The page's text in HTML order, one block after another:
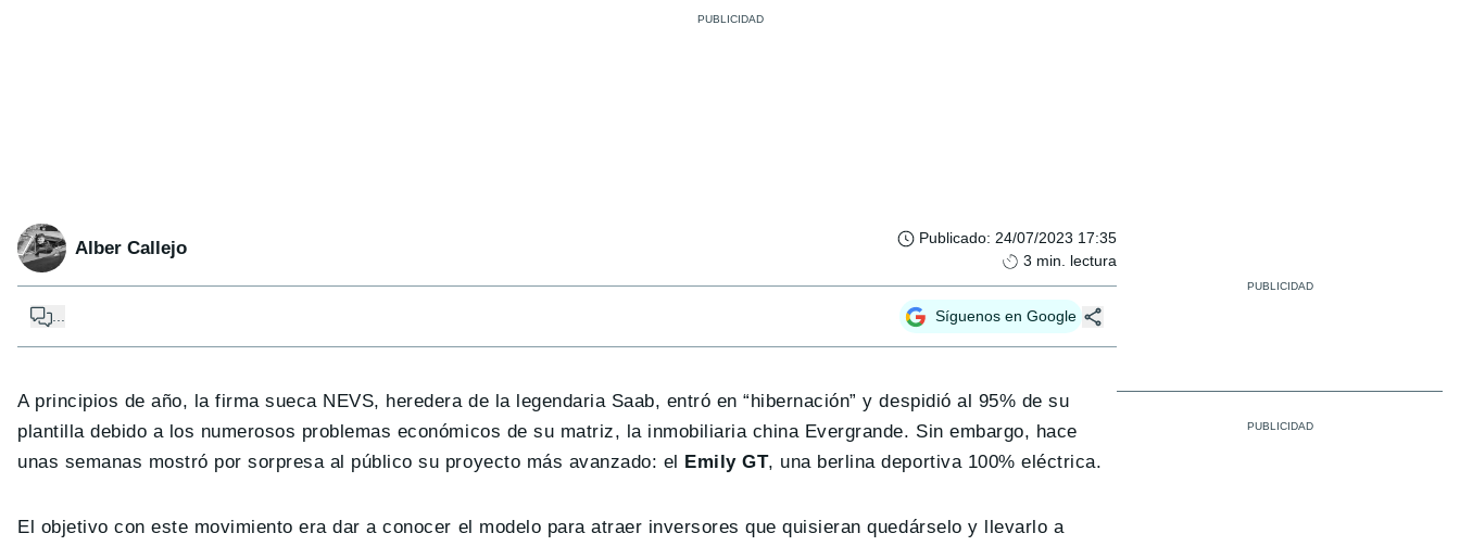
Alber Callejo Publicado: 24/07/2023 17:35
3 min. lectura
... Síguenos en Google
A principios de año, la firma sueca NEVS, heredera de la legendaria Saab, entró en “hibernación” y despidió al 95% de su
plantilla debido a los numerosos problemas económicos de su matriz, la inmobiliaria china Evergrande. Sin embargo, hace
unas semanas mostró por sorpresa al público su proyecto más avanzado: el
Emily GT, una berlina deportiva 100% eléctrica.
El objetivo con este movimiento era dar a conocer el modelo para atraer inversores que quisieran quedárselo y llevarlo a